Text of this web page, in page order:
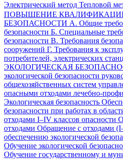
Электрический метод Тепловой
ПОВЫШЕНИЕ
БЕЗОПАСНОСТИ А. Общие
безопасности Б. Специальные
безопасности В. Требования
сооружений Г. Требования к
потребителей, электрических
ЭКОЛОГИЧЕСКАЯ
экологической безопасности
общехозяйственных систем
опасными отходами лечебно-
Экологическая безопасность
безопасности при работах в
отходами I–IV классов опасности
отходами Обращение с отходами
обеспечению экологической
Обучение экологической
Обучение государственному и